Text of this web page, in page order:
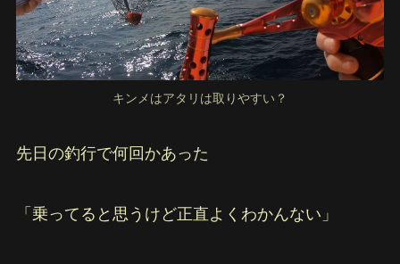
キンメはアタリは取りやすい？
先日の釣行で何回かあった
「乗ってると思うけど正直よくわかんない」